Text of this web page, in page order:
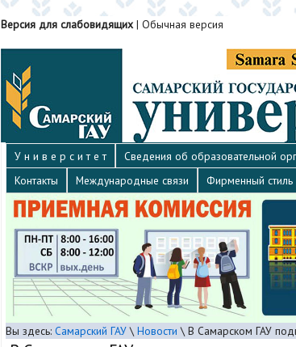
Версия для слабовидящих| Обычная версия
У н и в е р с и т е т Сведения об образовательной
Контакты
Международные связи Фирменный стиль
Вы здесь: Самарский ГАУ\ Новости \ В Самарском ГАУ